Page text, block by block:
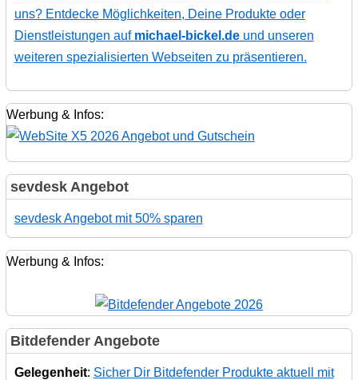
uns? Entdecke Möglichkeiten, Deine Produkte oder
Dienstleistungen auf michael-bickel.deund unseren
weiteren spezialisierten Webseiten zu präsentieren.
Werbung & Infos:
sevdesk Angebot
sevdesk Angebot mit 50% sparen
Werbung & Infos:
Bitdefender Angebote
Gelegenheit: Sicher Dir Bitdefender Produkte aktuell mit